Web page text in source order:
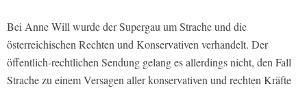
Bei Anne Will wurde der Supergau um Strache und die
österreichischen Rechten und Konservativen verhandelt. Der
öffentlich-rechtlichen Sendung gelang es allerdings nicht, den Fall
Strache zu einem Versagen aller konservativen und rechten Kräfte